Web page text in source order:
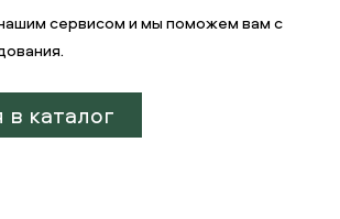
сервисом и мы поможем вам с
в каталог